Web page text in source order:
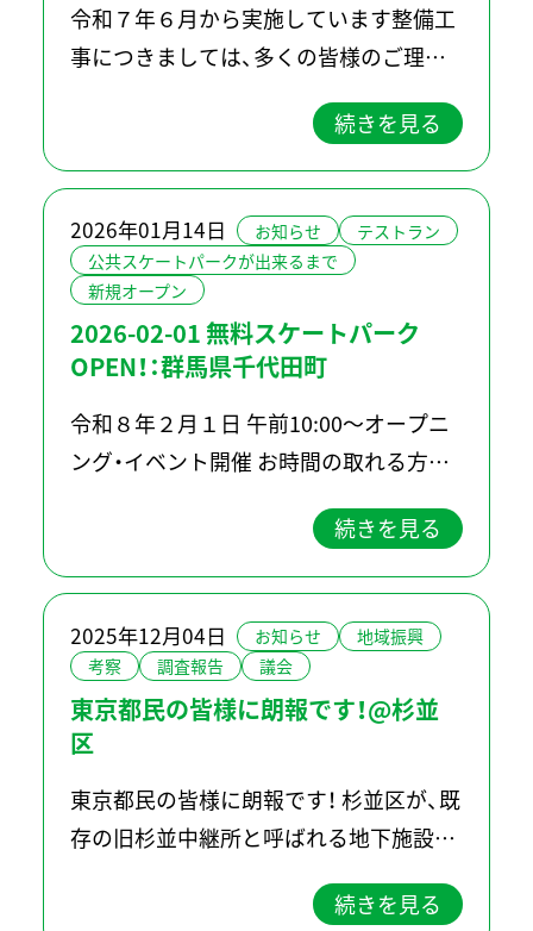
令和７年６月から実施しています整備工
事につきましては、多くの皆様のご理解、
ご協力のもと進めていますが、工程の追
加や変更等によりまして工期が延長とな
ることに伴い、利用開始時期を次のとお
り変更させていただきますのでご理解い
た […]
続きを見る
2026年01月14日 お知らせ
テストラン
公共スケートパークが出来るまで
新規オープン
2026-02-01 無料スケートパーク
OPEN！：群馬県千代田町
令和８年２月１日 午前10:00～オープニ
ング・イベント開催 お時間の取れる方は
町大字萱野802-7 #マナベインテリアハ
ーツ群馬千代田店 西側 #無料公共スケー
トパーク #新規オ […]
続きを見る
2025年12月04日 お知らせ
地域振興
考察
調査報告 議会
東京都民の皆様に朗報です！@杉並
区
東京都民の皆様に朗報です！ 杉並区が、既
存の旧杉並中継所と呼ばれる地下施設
に、全天候型のアーバンスポーツ施設を
整備する方針を決定！広報すぎなみ（令和
続きを見る